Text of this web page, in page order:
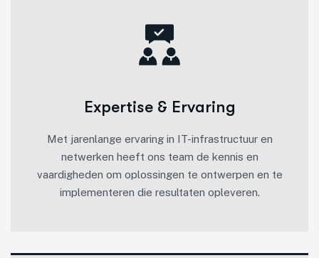
Expertise & Ervaring
Met jarenlange ervaring in IT-infrastructuur en
netwerken heeft ons team de kennis en
vaardigheden om oplossingen te ontwerpen en te
implementeren die resultaten opleveren.